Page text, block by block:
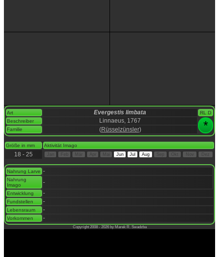
Art Evergestis limbata
RL D
Beschreiber
Linnaeus, 1767 *
Familie (Rüsselzünsler)
Größe in mm Aktivität Imago
18 - 25 Jun Jul Aug Sep Dez
Nahrung Larve -
Nahrung
Imago
-
Entwicklung -
Fundstellen -
Lebensraum -
Vorkommen -
Copyright 2008 - 2026 by Marek R. Swadzba